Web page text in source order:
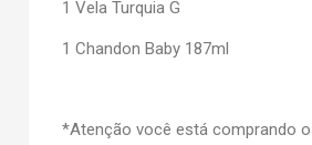
1 Vela Turquia G
1 Chandon Baby 187ml
*Atenção você está comprando